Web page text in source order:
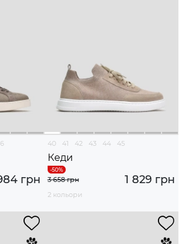
грн
40 41 42 43 44 45
Кеди
1 829 грн
3 658 грн
2 кольори